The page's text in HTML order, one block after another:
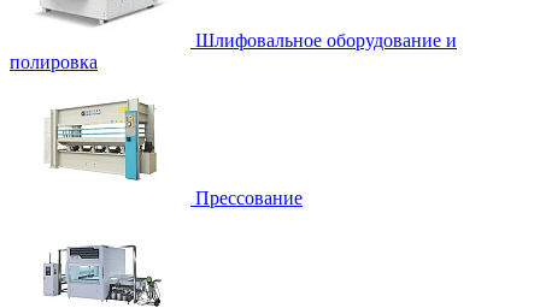
Шлифовальное оборудование и
полировка
Прессование